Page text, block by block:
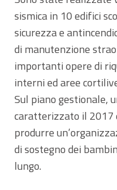
sismica in 10 edifici
sicurezza e
di manutenzione
importanti opere di
interni ed aree
Sul piano gestionale,
caratterizzato il 2017
produrre
di sostegno dei
lungo.